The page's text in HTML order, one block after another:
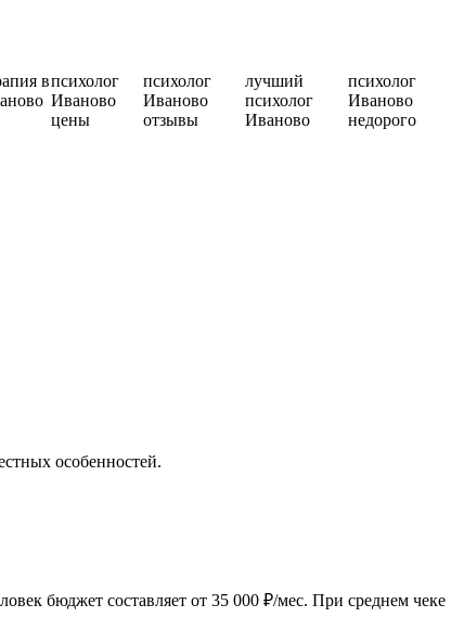
впсихолог
Иваново
цены
психолог
Иваново
отзывы
лучший
психолог
Иваново
психолог
Иваново
недорого
особенностей.
бюджет составляет от 35 000 ₽/мес. При среднем чеке